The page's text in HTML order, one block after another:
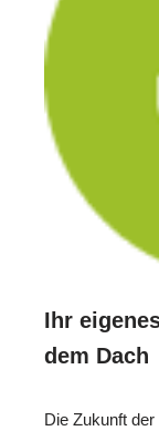
Ihr
dem Dach
Die Zukunft